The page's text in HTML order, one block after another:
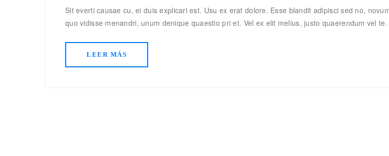
Sit everti causae cu, ei duis explicari est. Usu ex erat dolore. Esse blandit adipisci sed no,
quo vidisse menandri, unum denique quaestio pri et. Vel ex elit melius, justo quaerendum vel
LEER MÁS